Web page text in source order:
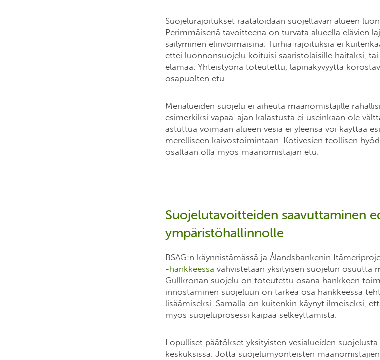
Suojelurajoitukset räätälöidään suojeltavan alueen
Perimmäisenä tavoitteena on turvata alueella elävien
säilyminen elinvoimaisina. Turhia rajoituksia ei
ettei luonnonsuojelu koituisi saaristolaisille haitaksi,
elämää. Yhteistyönä toteutettu, läpinäkyvyyttä
osapuolten etu.
Merialueiden suojelu ei aiheuta maanomistajille
esimerkiksi vapaa-ajan kalastusta ei useinkaan ole
astuttua voimaan alueen vesiä ei yleensä voi käyttää
merelliseen kaivostoimintaan. Kotivesien teollisen
osaltaan olla myös maanomistajan etu.
Suojelutavoitteiden saavuttaminen
ympäristöhallinnolle
BSAG:n käynnistämässä ja Ålandsbankenin
-hankkeessa vahvistetaan yksityisen suojelun osuutta
Gullkronan suojelu on toteutettu osana hankkeen
innostaminen suojeluun on tärkeä osa hankkeessa
lisäämiseksi. Samalla on kuitenkin käynyt ilmeiseksi,
myös suojeluprosessi kaipaa selkeyttämistä.
Lopulliset päätökset yksityisten vesialueiden suojelusta
keskuksissa. Jotta suojelumyönteisten